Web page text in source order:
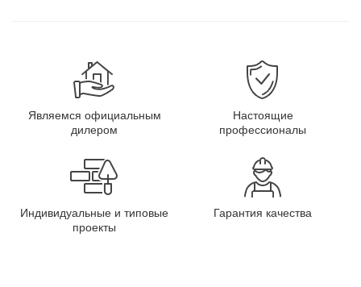
Являемся официальным
дилером
Настоящие
профессионалы
Индивидуальные и типовые
проекты
Гарантия качества